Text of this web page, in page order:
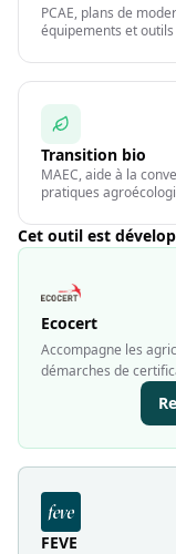
PCAE, plans de
équipements et
Transition bio
MAEC, aide à la
pratiques
Cet outil est
Ecocert
Accompagne les
démarches de
FEVE